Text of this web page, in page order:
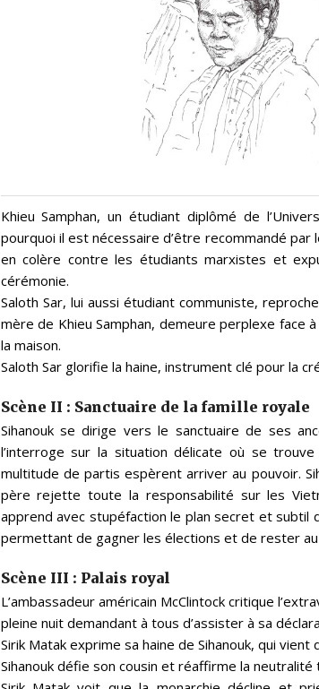
Khieu Samphan, un étudiant diplômé de
pourquoi il est nécessaire d’être recommandé par
en colère contre les étudiants marxistes et
cérémonie.
Saloth Sar, lui aussi étudiant communiste,
mère de Khieu Samphan, demeure perplexe face
la maison.
Saloth Sar glorifie la haine, instrument clé pour la
Scène II : Sanctuaire de la famille royale
Sihanouk se dirige vers le sanctuaire de ses
l’interroge sur la situation délicate où se
multitude de partis espèrent arriver au pouvoir.
père rejette toute la responsabilité sur les
apprend avec stupéfaction le plan secret et subtil
permettant de gagner les élections et de rester
Scène III : Palais royal
L’ambassadeur américain McClintock critique
pleine nuit demandant à tous d’assister à sa
Sirik Matak exprime sa haine de Sihanouk, qui vient
Sihanouk défie son cousin et réaffirme la